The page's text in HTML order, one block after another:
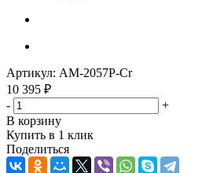
Артикул: AM-2057P-Cr
10 395 ₽
-
+
В корзину
Купить в 1 клик
Поделиться